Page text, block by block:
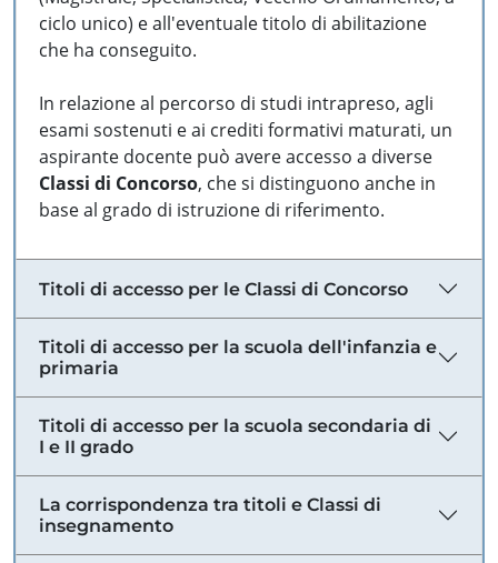
ciclo unico) e all'eventuale titolo di abilitazione
che ha conseguito.
In relazione al percorso di studi intrapreso, agli
esami sostenuti e ai crediti formativi maturati, un
aspirante docente può avere accesso a diverse
Classi di Concorso, che si distinguono anche in
base al grado di istruzione di riferimento.
Titoli di accesso per le Classi di Concorso
Titoli di accesso per la scuola dell'infanzia e
primaria
Titoli di accesso per la scuola secondaria di
I e II grado
La corrispondenza tra titoli e Classi di
insegnamento